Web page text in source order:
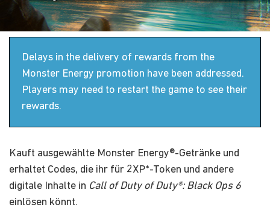
Delays in the delivery of rewards from the
Monster Energy promotion have been addressed.
Players may need to restart the game to see their
rewards.
Kauft ausgewählte Monster Energy®-Getränke und
erhaltet Codes, die ihr für 2XP*-Token und andere
digitale Inhalte in Call of Duty of Duty®: Black Ops 6
einlösen könnt.